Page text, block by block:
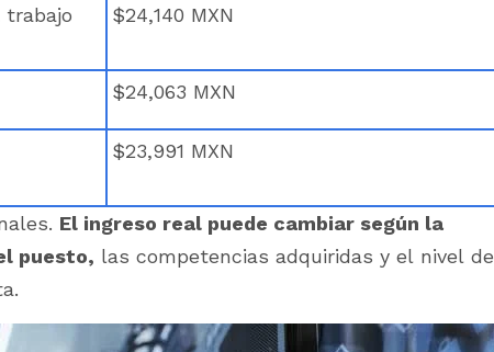
trabajo
$24,140 MXN
$24,063 MXN
$23,991 MXN
El ingreso real puede cambiar según la
puesto, las competencias adquiridas y el nivel de